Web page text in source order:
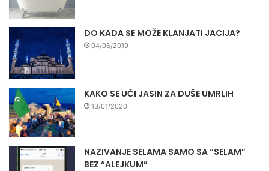
DO KADA SE MOŽE KLANJATI JACIJA?
04/06/2019
KAKO SE UČI JASIN ZA DUŠE UMRLIH
13/01/2020
NAZIVANJE SELAMA SAMO SA “SELAM”
BEZ “ALEJKUM”